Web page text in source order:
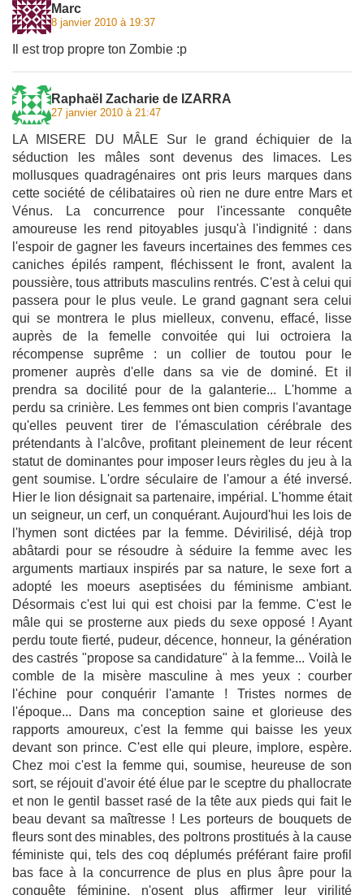
Marc
8 janvier 2010 à 19:37
Il est trop propre ton Zombie :p
Raphaël Zacharie de IZARRA
27 janvier 2010 à 21:47
LA MISERE DU MÂLE Sur le grand échiquier de la
séduction les mâles sont devenus des limaces. Les
mollusques quadragénaires ont pris leurs marques dans
cette société de célibataires où rien ne dure entre Mars et
Vénus. La concurrence pour l'incessante conquête
amoureuse les rend pitoyables jusqu'à l'indignité : dans
l'espoir de gagner les faveurs incertaines des femmes ces
caniches épilés rampent, fléchissent le front, avalent la
poussière, tous attributs masculins rentrés. C'est à celui qui
passera pour le plus veule. Le grand gagnant sera celui
qui se montrera le plus mielleux, convenu, effacé, lisse
auprès de la femelle convoitée qui lui octroiera la
récompense suprême : un collier de toutou pour le
promener auprès d'elle dans sa vie de dominé. Et il
prendra sa docilité pour de la galanterie... L'homme a
perdu sa crinière. Les femmes ont bien compris l'avantage
qu'elles peuvent tirer de l'émasculation cérébrale des
prétendants à l'alcôve, profitant pleinement de leur récent
statut de dominantes pour imposer leurs règles du jeu à la
gent soumise. L'ordre séculaire de l'amour a été inversé.
Hier le lion désignait sa partenaire, impérial. L'homme était
un seigneur, un cerf, un conquérant. Aujourd'hui les lois de
l'hymen sont dictées par la femme. Dévirilisé, déjà trop
abâtardi pour se résoudre à séduire la femme avec les
arguments martiaux inspirés par sa nature, le sexe fort a
adopté les moeurs aseptisées du féminisme ambiant.
Désormais c'est lui qui est choisi par la femme. C'est le
mâle qui se prosterne aux pieds du sexe opposé ! Ayant
perdu toute fierté, pudeur, décence, honneur, la génération
des castrés "propose sa candidature" à la femme... Voilà le
comble de la misère masculine à mes yeux : courber
l'échine pour conquérir l'amante ! Tristes normes de
l'époque... Dans ma conception saine et glorieuse des
rapports amoureux, c'est la femme qui baisse les yeux
devant son prince. C'est elle qui pleure, implore, espère.
Chez moi c'est la femme qui, soumise, heureuse de son
sort, se réjouit d'avoir été élue par le sceptre du phallocrate
et non le gentil basset rasé de la tête aux pieds qui fait le
beau devant sa maîtresse ! Les porteurs de bouquets de
fleurs sont des minables, des poltrons prostitués à la cause
féministe qui, tels des coq déplumés préférant faire profil
bas face à la concurrence de plus en plus âpre pour la
conquête féminine, n'osent plus affirmer leur virilité